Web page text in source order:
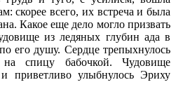
скорее всего, их встреча и была
Какое еще дело могло призвать
из ледяных глубин ада в
его душу. Сердце трепыхнулось
спицу бабочкой. Чудовище
и приветливо улыбнулось Эриху